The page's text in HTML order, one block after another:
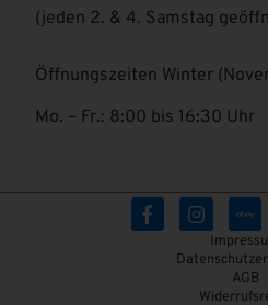
(jeden 2. & 4. Samstag
Öffnungszeiten Winter
Mo. – Fr.: 8:00 bis 16:30 Uhr
AGB